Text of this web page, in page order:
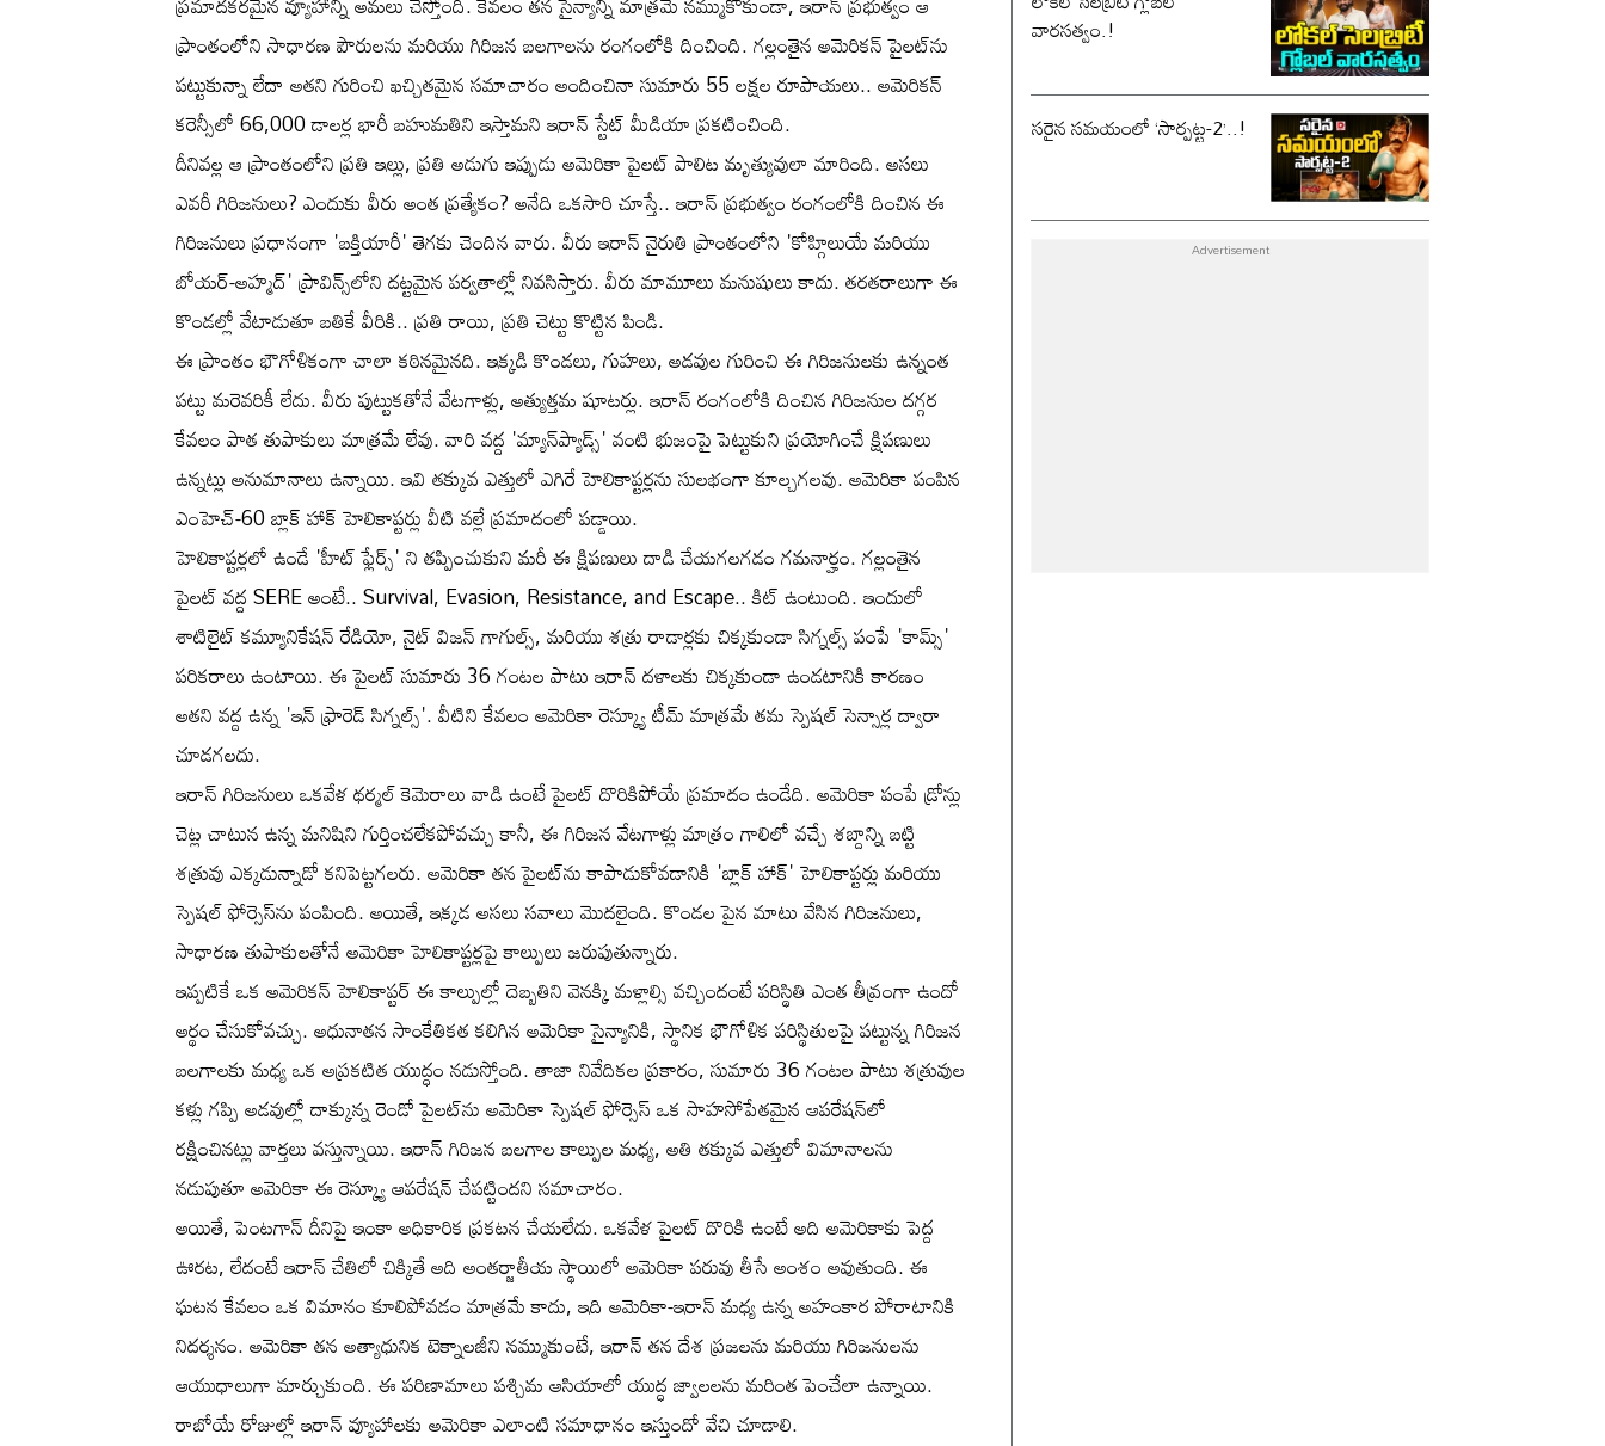
ప్రాంతంలోని సాధారణ పౌరులను మరియు గిరిజన బలగాలను రంగంలోకి దించింది. గల్లంతైన అమెరికన్ పైలట్‌ను
పట్టుకున్నా లేదా అతని గురించి ఖచ్చితమైన సమాచారం అందించినా సుమారు 55 లక్షల రూపాయలు.. అమెరికన్
కరెన్సీలో 66,000 డాలర్ల భారీ బహుమతిని ఇస్తామని ఇరాన్ స్టేట్ మీడియా ప్రకటించింది.
దీనివల్ల ఆ ప్రాంతంలోని ప్రతి ఇల్లు, ప్రతి అడుగు ఇప్పుడు అమెరికా పైలట్ పాలిట మృత్యువులా మారింది. అసలు
ఎవరీ గిరిజనులు? ఎందుకు వీరు అంత ప్రత్యేకం? అనేది ఒకసారి చూస్తే.. ఇరాన్ ప్రభుత్వం రంగంలోకి దించిన ఈ
గిరిజనులు ప్రధానంగా 'బక్తియారీ' తెగకు చెందిన వారు. వీరు ఇరాన్ నైరుతి ప్రాంతంలోని 'కోహ్గిలుయే మరియు
బోయర్-అహ్మద్' ప్రావిన్స్‌లోని దట్టమైన పర్వతాల్లో నివసిస్తారు. వీరు మామూలు మనుషులు కాదు. తరతరాలుగా ఈ
కొండల్లో వేటాడుతూ బతికే వీరికి.. ప్రతి రాయి, ప్రతి చెట్టు కొట్టిన పిండి.
ఈ ప్రాంతం భౌగోళికంగా చాలా కఠినమైనది. ఇక్కడి కొండలు, గుహలు, అడవుల గురించి ఈ గిరిజనులకు ఉన్నంత
పట్టు మరెవరికీ లేదు. వీరు పుట్టుకతోనే వేటగాళ్లు, అత్యుత్తమ షూటర్లు. ఇరాన్ రంగంలోకి దించిన గిరిజనుల దగ్గర
కేవలం పాత తుపాకులు మాత్రమే లేవు. వారి వద్ద 'మ్యాన్‌ప్యాడ్స్' వంటి భుజంపై పెట్టుకుని ప్రయోగించే క్షిపణులు
ఉన్నట్లు అనుమానాలు ఉన్నాయి. ఇవి తక్కువ ఎత్తులో ఎగిరే హెలికాప్టర్లను సులభంగా కూల్చగలవు. అమెరికా పంపిన
ఎంహెచ్-60 బ్లాక్ హాక్ హెలికాప్టర్లు వీటి వల్లే ప్రమాదంలో పడ్డాయి.
హెలికాప్టర్లలో ఉండే 'హీట్ ఫ్లేర్స్' ని తప్పించుకుని మరీ ఈ క్షిపణులు దాడి చేయగలగడం గమనార్హం. గల్లంతైన
పైలట్ వద్ద SERE అంటే.. Survival, Evasion, Resistance, and Escape.. కిట్ ఉంటుంది. ఇందులో
శాటిలైట్ కమ్యూనికేషన్ రేడియో, నైట్ విజన్ గాగుల్స్, మరియు శత్రు రాడార్లకు చిక్కకుండా సిగ్నల్స్ పంపే 'కామ్స్'
పరికరాలు ఉంటాయి. ఈ పైలట్ సుమారు 36 గంటల పాటు ఇరాన్ దళాలకు చిక్కకుండా ఉండటానికి కారణం
అతని వద్ద ఉన్న 'ఇన్ ఫ్రారెడ్ సిగ్నల్స్'. వీటిని కేవలం అమెరికా రెస్క్యూ టీమ్ మాత్రమే తమ స్పెషల్ సెన్సార్ల ద్వారా
చూడగలదు.
ఇరాన్ గిరిజనులు ఒకవేళ థర్మల్ కెమెరాలు వాడి ఉంటే పైలట్ దొరికిపోయే ప్రమాదం ఉండేది. అమెరికా పంపే డ్రోన్లు
చెట్ల చాటున ఉన్న మనిషిని గుర్తించలేకపోవచ్చు కానీ, ఈ గిరిజన వేటగాళ్లు మాత్రం గాలిలో వచ్చే శబ్దాన్ని బట్టి
శత్రువు ఎక్కడున్నాడో కనిపెట్టగలరు. అమెరికా తన పైలట్‌ను కాపాడుకోవడానికి 'బ్లాక్ హాక్' హెలికాప్టర్లు మరియు
స్పెషల్ ఫోర్సెస్‌ను పంపింది. అయితే, ఇక్కడ అసలు సవాలు మొదలైంది. కొండల పైన మాటు వేసిన గిరిజనులు,
సాధారణ తుపాకులతోనే అమెరికా హెలికాప్టర్లపై కాల్పులు జరుపుతున్నారు.
ఇప్పటికే ఒక అమెరికన్ హెలికాప్టర్ ఈ కాల్పుల్లో దెబ్బతిని వెనక్కి మళ్లాల్సి వచ్చిందంటే పరిస్థితి ఎంత తీవ్రంగా ఉందో
అర్థం చేసుకోవచ్చు. అధునాతన సాంకేతికత కలిగిన అమెరికా సైన్యానికి, స్థానిక భౌగోళిక పరిస్థితులపై పట్టున్న గిరిజన
బలగాలకు మధ్య ఒక అప్రకటిత యుద్ధం నడుస్తోంది. తాజా నివేదికల ప్రకారం, సుమారు 36 గంటల పాటు శత్రువుల
కళ్లు గప్పి అడవుల్లో దాక్కున్న రెండో పైలట్‌ను అమెరికా స్పెషల్ ఫోర్సెస్ ఒక సాహసోపేతమైన ఆపరేషన్‌లో
రక్షించినట్లు వార్తలు వస్తున్నాయి. ఇరాన్ గిరిజన బలగాల కాల్పుల మధ్య, అతి తక్కువ ఎత్తులో విమానాలను
నడుపుతూ అమెరికా ఈ రెస్క్యూ ఆపరేషన్ చేపట్టిందని సమాచారం.
అయితే, పెంటగాన్ దీనిపై ఇంకా అధికారిక ప్రకటన చేయలేదు. ఒకవేళ పైలట్ దొరికి ఉంటే అది అమెరికాకు పెద్ద
ఊరట, లేదంటే ఇరాన్ చేతిలో చిక్కితే అది అంతర్జాతీయ స్థాయిలో అమెరికా పరువు తీసే అంశం అవుతుంది. ఈ
ఘటన కేవలం ఒక విమానం కూలిపోవడం మాత్రమే కాదు, ఇది అమెరికా-ఇరాన్ మధ్య ఉన్న అహంకార పోరాటానికి
నిదర్శనం. అమెరికా తన అత్యాధునిక టెక్నాలజీని నమ్ముకుంటే, ఇరాన్ తన దేశ ప్రజలను మరియు గిరిజనులను
ఆయుధాలుగా మార్చుకుంది. ఈ పరిణామాలు పశ్చిమ ఆసియాలో యుద్ధ జ్వాలలను మరింత పెంచేలా ఉన్నాయి.
రాబోయే రోజుల్లో ఇరాన్ వ్యూహాలకు అమెరికా ఎలాంటి సమాధానం ఇస్తుందో వేచి చూడాలి.
వారసత్వం.!
సరైన సమయంలో ‘సార్పట్ట-2’..!